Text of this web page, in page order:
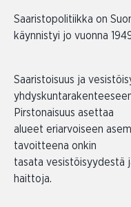
Saaristopolitiikka on
käynnistyi jo vuonna
Saaristoisuus ja
Pirstonaisuus asettaa
alueet eriarvoiseen
tavoitteena onkin
tasata vesistöisyydestä
haittoja.